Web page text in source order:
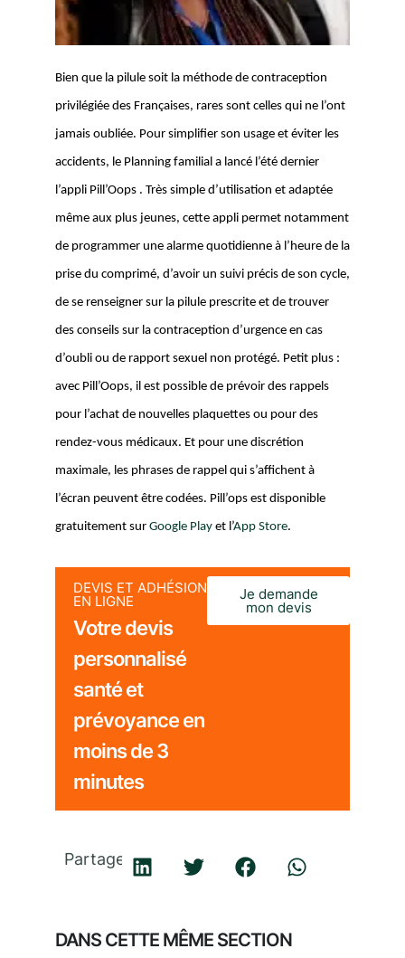
Bien que la pilule soit la méthode de contraception
privilégiée des Françaises, rares sont celles qui ne l’ont
jamais oubliée. Pour simplifier son usage et éviter les
accidents, le Planning familial a lancé l’été dernier
l’appli Pill’Oops . Très simple d’utilisation et adaptée
même aux plus jeunes, cette appli permet notamment
de programmer une alarme quotidienne à l’heure de la
prise du comprimé, d’avoir un suivi précis de son cycle,
de se renseigner sur la pilule prescrite et de trouver
des conseils sur la contraception d’urgence en cas
d’oubli ou de rapport sexuel non protégé. Petit plus :
avec Pill’Oops, il est possible de prévoir des rappels
pour l’achat de nouvelles plaquettes ou pour des
rendez-vous médicaux. Et pour une discrétion
maximale, les phrases de rappel qui s’affichent à
l’écran peuvent être codées. Pill’ops est disponible
gratuitement sur Google Play et l’App Store.
DEVIS ET ADHÉSION
EN LIGNE
Votre devis
personnalisé
santé et
prévoyance en
moins de 3
minutes
Je demande
mon devis
Partager
DANS CETTE MÊME SECTION